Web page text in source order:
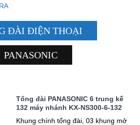
ĐÀI ĐIỆN THOẠI
PANASONIC
Tổng đài PANASONIC 6 trung kế
132 máy nhánh KX-NS300-6-132
Khung chính tổng đài, 03 khung mở